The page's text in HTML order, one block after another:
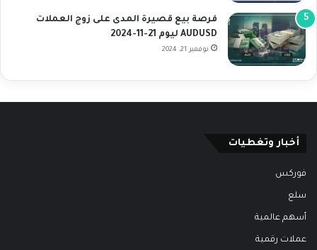
فرصة بيع قصيرة المدى على زوج العملات
AUDUSD ليوم 21-11-2024
نوفمبر 21, 2024
أخبار وتغطيات
فوركس
سلع
أسهم عالمية
عملات رقمية